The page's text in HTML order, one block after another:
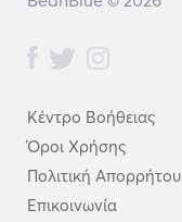
Κέντρο Βοήθειας
Όροι Χρήσης
Πολιτική Απορρήτου
Επικοινωνία